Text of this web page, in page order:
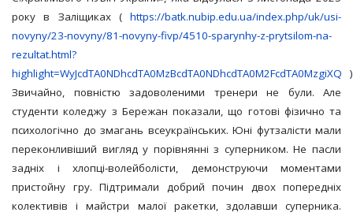
року в Заліщиках ( https://batk.nubip.edu.ua/index.php/uk/usi-
novyny/23-novyny/81-novyny-fivp/4510-sparynhy-z-prytsilom-na-
rezultat.html?
highlight=WyJcdTA0NDhcdTA0MzBcdTA0NDhcdTA0M2FcdTA0MzgiXQ
Звичайно, повністю задоволеними тренери не були. Але
студенти коледжу з Бережан показали, що готові фізично та
психологічно до змагань всеукраїнських. Юні футзалісти мали
переконливіший вигляд у порівнянні з суперником. Не пасли
задніх і хлопці-волейболісти, демонструючи моментами
пристойну гру. Підтримали добрий почин двох попередніх
колективів і майстри малої ракетки, здолавши суперника.